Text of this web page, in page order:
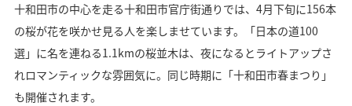
十和田市の中心を走る十和田市官庁街通りでは、4月下旬に156本
の桜が花を咲かせ見る人を楽しませています。「日本の道100
選」に名を連ねる1.1kmの桜並木は、夜になるとライトアップさ
れロマンティックな雰囲気に。同じ時期に「十和田市春まつり」
も開催されます。